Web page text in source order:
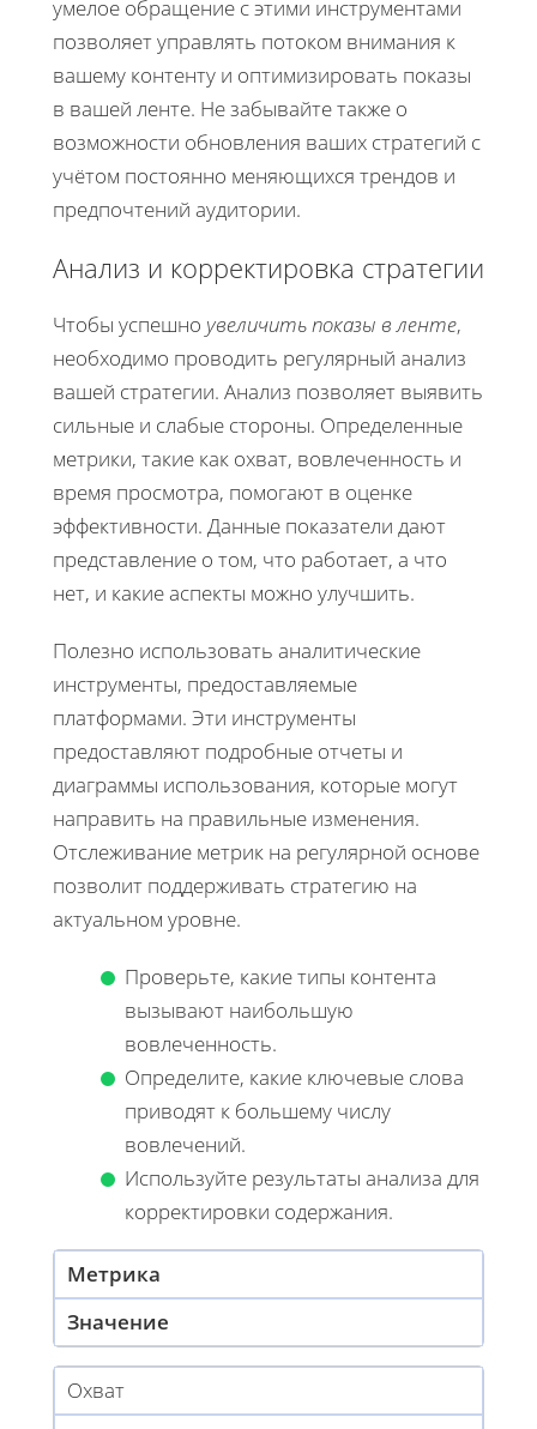
умелое обращение с этими инструментами
позволяет управлять потоком внимания к
вашему контенту и оптимизировать показы
в вашей ленте. Не забывайте также о
возможности обновления ваших стратегий с
учётом постоянно меняющихся трендов и
предпочтений аудитории.
Анализ и корректировка стратегии
Чтобы успешно увеличить показы в ленте,
необходимо проводить регулярный анализ
вашей стратегии. Анализ позволяет выявить
сильные и слабые стороны. Определенные
метрики, такие как охват, вовлеченность и
время просмотра, помогают в оценке
эффективности. Данные показатели дают
представление о том, что работает, а что
нет, и какие аспекты можно улучшить.
Полезно использовать аналитические
инструменты, предоставляемые
платформами. Эти инструменты
предоставляют подробные отчеты и
диаграммы использования, которые могут
направить на правильные изменения.
Отслеживание метрик на регулярной основе
позволит поддерживать стратегию на
актуальном уровне.
Проверьте, какие типы контента
вызывают наибольшую
вовлеченность.
Определите, какие ключевые слова
приводят к большему числу
вовлечений.
Используйте результаты анализа для
корректировки содержания.
Метрика
Значение
Охват